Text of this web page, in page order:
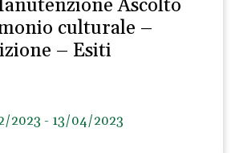
Ascolto
culturale –
– Esiti
2023 - 13/04/2023